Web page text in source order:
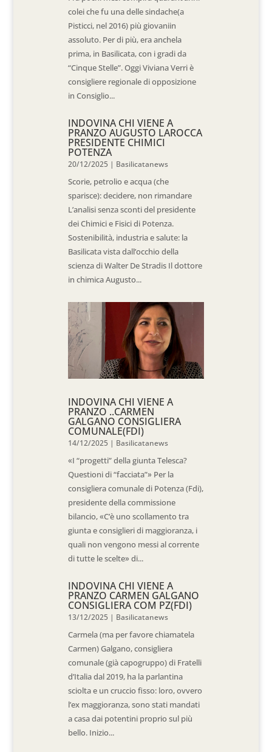
colei che fu una delle sindache(a
Pisticci, nel 2016) più giovaniin
assoluto. Per di più, era anchela
prima, in Basilicata, con i gradi da
“Cinque Stelle”. Oggi Viviana Verri è
consigliere regionale di opposizione
in Consiglio...
INDOVINA CHI VIENE A
PRANZO AUGUSTO LAROCCA
PRESIDENTE CHIMICI
POTENZA
20/12/2025 | Basilicatanews
Scorie, petrolio e acqua (che
sparisce): decidere, non rimandare
L’analisi senza sconti del presidente
dei Chimici e Fisici di Potenza.
Sostenibilità, industria e salute: la
Basilicata vista dall’occhio della
scienza di Walter De Stradis Il dottore
in chimica Augusto...
INDOVINA CHI VIENE A
PRANZO ..CARMEN
GALGANO CONSIGLIERA
COMUNALE(FDI)
14/12/2025 | Basilicatanews
«I “progetti” della giunta Telesca?
Questioni di “facciata”» Per la
consigliera comunale di Potenza (Fdi),
presidente della commissione
bilancio, «C’è uno scollamento tra
giunta e consiglieri di maggioranza, i
quali non vengono messi al corrente
di tutte le scelte» di...
INDOVINA CHI VIENE A
PRANZO CARMEN GALGANO
CONSIGLIERA COM PZ(FDI)
13/12/2025 | Basilicatanews
Carmela (ma per favore chiamatela
Carmen) Galgano, consigliera
comunale (già capogruppo) di Fratelli
d’Italia dal 2019, ha la parlantina
sciolta e un cruccio fisso: loro, ovvero
l’ex maggioranza, sono stati mandati
a casa dai potentini proprio sul più
bello. Inizio...